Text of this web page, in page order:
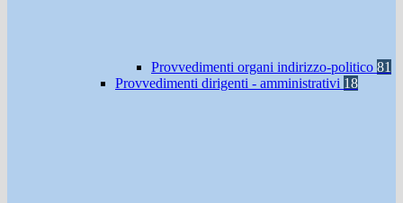
Provvedimenti organi indirizzo-politico 81
Provvedimenti dirigenti - amministrativi 18